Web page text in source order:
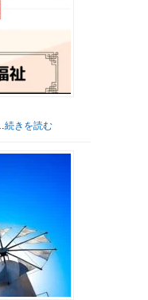
続きを読む